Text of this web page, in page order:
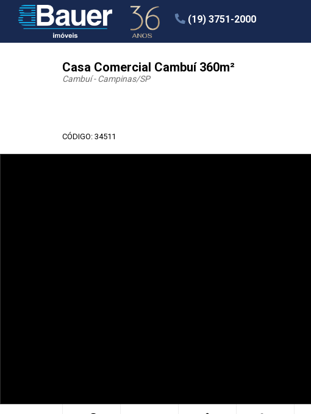
(19) 3751-2000
Casa Comercial Cambuí 360m²
Cambuí - Campinas/SP
CÓDIGO: 34511